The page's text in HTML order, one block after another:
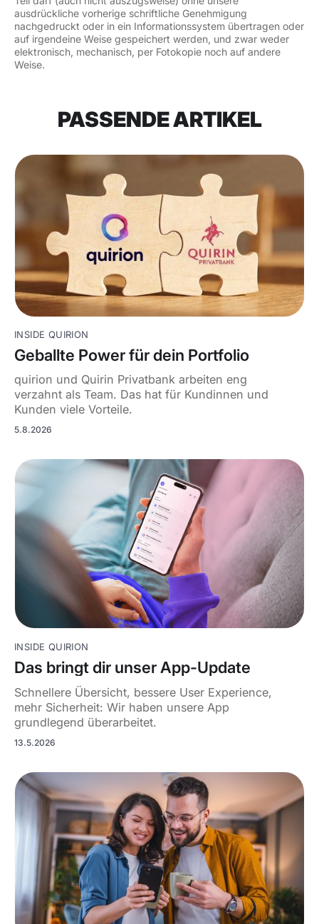
ausdrückliche vorherige schriftliche Genehmigung
nachgedruckt oder in ein Informationssystem übertragen oder
auf irgendeine Weise gespeichert werden, und zwar weder
elektronisch, mechanisch, per Fotokopie noch auf andere
Weise.
PASSENDE ARTIKEL
INSIDE QUIRION
Geballte Power für dein Portfolio
quirion und Quirin Privatbank arbeiten eng
verzahnt als Team. Das hat für Kundinnen und
Kunden viele Vorteile.
5.8.2026
INSIDE QUIRION
Das bringt dir unser App-Update
Schnellere Übersicht, bessere User Experience,
mehr Sicherheit: Wir haben unsere App
grundlegend überarbeitet.
13.5.2026